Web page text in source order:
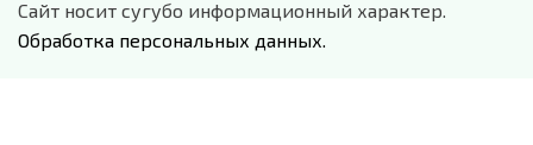
Сайт носит сугубо информационный характер.
Обработка персональных данных.